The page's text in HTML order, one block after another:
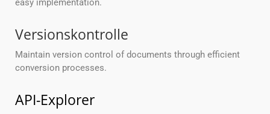
easy implementation.
Versionskontrolle
Maintain version control of documents through efficient
conversion processes.
API-Explorer